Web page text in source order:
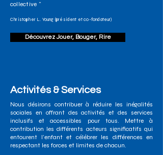
collective "
Christopher L. Young (président et co-fondateur)
Découvrez Jouer, Bouger, Rire
Activités & Services
Nous désirons contribuer à réduire les inégalités
sociales en offrant des activités et des services
inclusifs et accessibles pour tous. Mettre à
contribution les différents acteurs significatifs qui
entourent l’enfant et célébrer les différences en
respectant les forces et limites de chacun.